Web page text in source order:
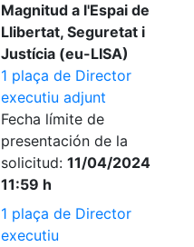
Magnitud a l'Espai de
Llibertat, Seguretat i
Justícia (eu-LISA)
1 plaça de Director
executiu adjunt
Fecha límite de
presentación de la
solicitud: 11/04/2024
11:59 h
1 plaça de Director
executiu